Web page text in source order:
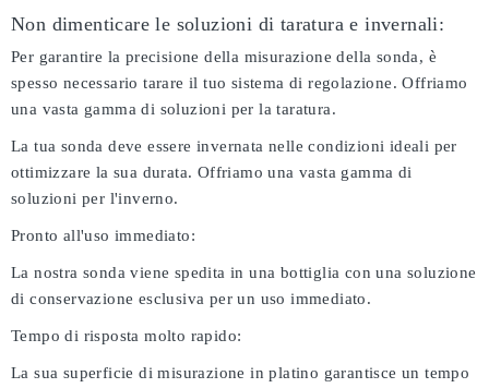
Non dimenticare le soluzioni di taratura e invernali:
Per garantire la precisione della misurazione della sonda, è
spesso necessario tarare il tuo sistema di regolazione. Offriamo
una vasta gamma di soluzioni per la taratura.
La tua sonda deve essere invernata nelle condizioni ideali per
ottimizzare la sua durata. Offriamo una vasta gamma di
soluzioni per l'inverno.
Pronto all'uso immediato:
La nostra sonda viene spedita in una bottiglia con una soluzione
di conservazione esclusiva per un uso immediato.
Tempo di risposta molto rapido:
La sua superficie di misurazione in platino garantisce un tempo